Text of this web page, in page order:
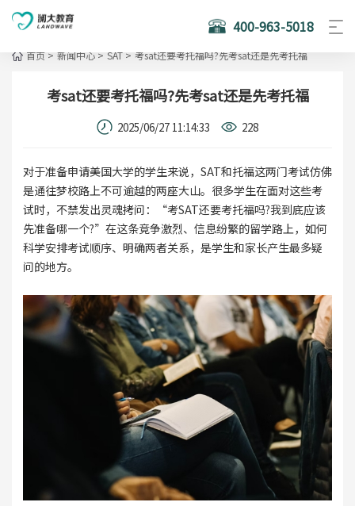
400-963-5018
首页 > 新闻中心 > SAT > 考sat还要考托福吗?先考sat还是先考托福
考sat还要考托福吗?先考sat还是先考托福
2025/06/27 11:14:33 228
对于准备申请美国大学的学生来说，SAT和托福这两门考试仿佛
是通往梦校路上不可逾越的两座大山。很多学生在面对这些考
试时，不禁发出灵魂拷问：“考SAT还要考托福吗?我到底应该
先准备哪一个?”在这条竞争激烈、信息纷繁的留学路上，如何
科学安排考试顺序、明确两者关系，是学生和家长产生最多疑
问的地方。